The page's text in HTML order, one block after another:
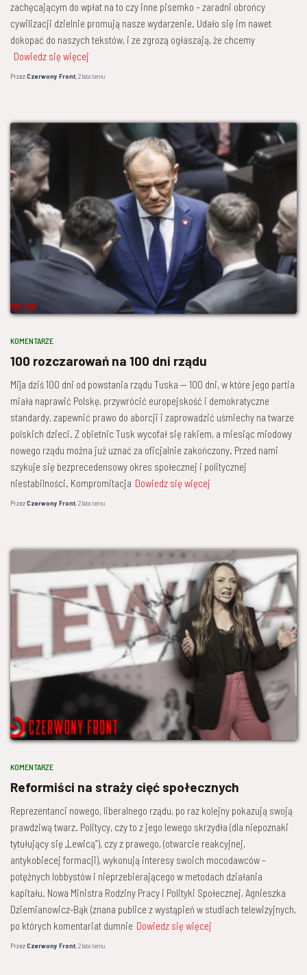
zachęcającym do wpłat na to czy inne pisemko – zaradni obrońcy
cywilizacji dzielnie promują nasze wydarzenie. Udało się im nawet
dokopać do naszych tekstów, i ze zgrozą ogłaszają, że chcemy
Dowiedz się więcej
PrzezCzerwony Front,2 latatemu
KOMENTARZE
100 rozczarowań na 100 dni rządu
Mija dziś 100 dni od powstania rządu Tuska — 100 dni, w które jego partia
miała naprawić Polskę, przywrócić europejskość i demokratyczne
standardy, zapewnić prawo do aborcji i zaprowadzić uśmiechy na twarze
polskich dzieci. Z obietnic Tusk wycofał się rakiem, a miesiąc miodowy
nowego rządu można już uznać za oficjalnie zakończony. Przed nami
szykuje się bezprecedensowy okres społecznej i politycznej
niestabilności. Kompromitacja Dowiedz się więcej
PrzezCzerwony Front,2 latatemu
KOMENTARZE
Reformiści na straży cięć społecznych
Reprezentanci nowego, liberalnego rządu, po raz kolejny pokazują swoją
prawdziwą twarz. Politycy, czy to z jego lewego skrzydła (dla niepoznaki
tytułujący się „Lewicą”), czy z prawego, (otwarcie reakcyjnej,
antykobiecej formacji), wykonują interesy swoich mocodawców –
potężnych lobbystów i nieprzebierającego w metodach działania
kapitału. Nowa Ministra Rodziny Pracy i Polityki Społecznej, Agnieszka
Dziemianowicz-Bąk (znana publice z wystąpień w studiach telewizyjnych,
po których komentariat dumnie Dowiedz się więcej
PrzezCzerwony Front,2 latatemu